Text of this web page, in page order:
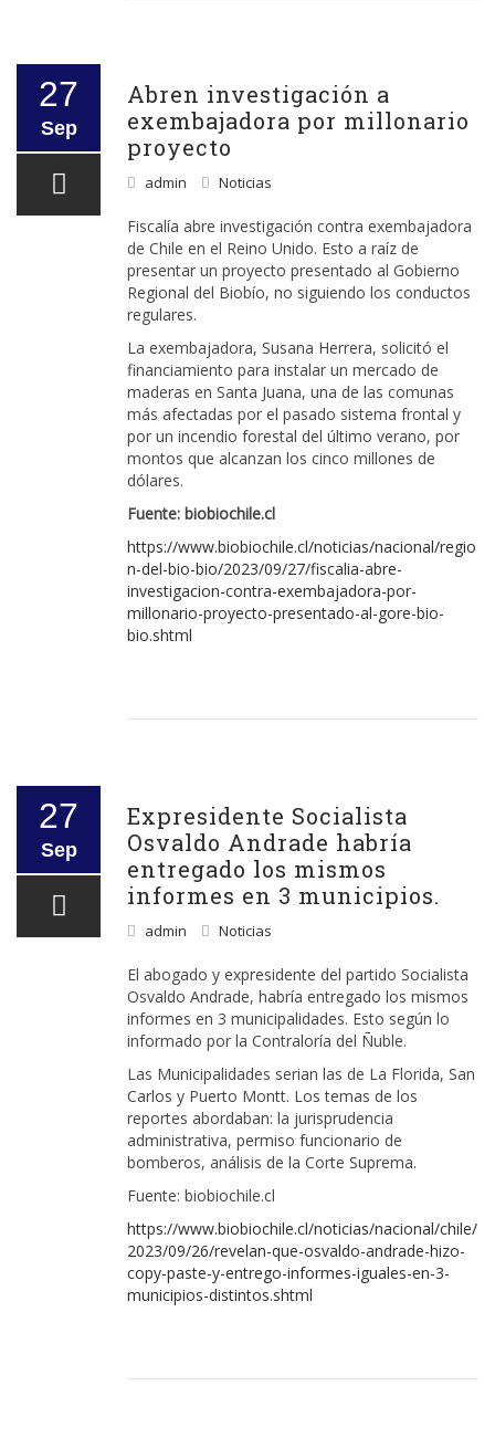
27
Sep
Abren investigación a
exembajadora por millonario
proyecto
admin Noticias
Fiscalía abre investigación contra exembajadora
de Chile en el Reino Unido. Esto a raíz de
presentar un proyecto presentado al Gobierno
Regional del Biobío, no siguiendo los conductos
regulares.
La exembajadora, Susana Herrera, solicitó el
financiamiento para instalar un mercado de
maderas en Santa Juana, una de las comunas
más afectadas por el pasado sistema frontal y
por un incendio forestal del último verano, por
montos que alcanzan los cinco millones de
dólares.
Fuente: biobiochile.cl
https://www.biobiochile.cl/noticias/nacional/regio
n-del-bio-bio/2023/09/27/fiscalia-abre-
investigacion-contra-exembajadora-por-
millonario-proyecto-presentado-al-gore-bio-
bio.shtml
27
Sep
Expresidente Socialista
Osvaldo Andrade habría
entregado los mismos
informes en 3 municipios.
admin Noticias
El abogado y expresidente del partido Socialista
Osvaldo Andrade, habría entregado los mismos
informes en 3 municipalidades. Esto según lo
informado por la Contraloría del Ñuble.
Las Municipalidades serian las de La Florida, San
Carlos y Puerto Montt. Los temas de los
reportes abordaban: la jurisprudencia
administrativa, permiso funcionario de
bomberos, análisis de la Corte Suprema.
Fuente: biobiochile.cl
https://www.biobiochile.cl/noticias/nacional/chile/
2023/09/26/revelan-que-osvaldo-andrade-hizo-
copy-paste-y-entrego-informes-iguales-en-3-
municipios-distintos.shtml